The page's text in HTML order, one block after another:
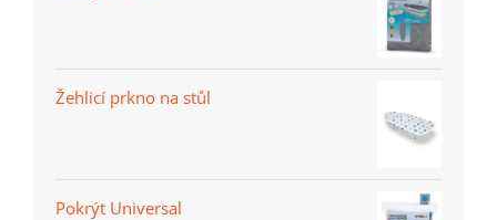
Žehlicí prkno na stůl
Pokrýt Universal